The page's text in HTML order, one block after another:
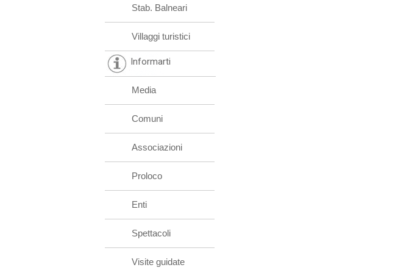
Stab. Balneari
Villaggi turistici
Informarti
Media
Comuni
Associazioni
Proloco
Enti
Spettacoli
Visite guidate